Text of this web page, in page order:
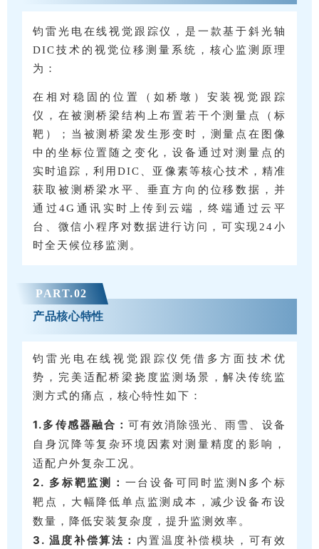
钧雷光电在线视觉跟踪仪，是一款基于斜光轴
DIC技术的视觉位移测量系统，核心监测原理
为：
在相对稳固的位置（如桥墩）安装视觉跟踪
仪，在被测桥梁结构上布置若干个测量点（标
靶）；当被测桥梁发生形变时，测量点在图像
中的坐标位置随之变化，设备通过对测量点的
实时追踪，利用DIC、亚像素等核心技术，精准
获取被测桥梁水平、垂直方向的位移数据，并
通过4G通讯实时上传到云端，终端通过云平
台、微信小程序对数据进行访问，可实现24小
时全天候位移监测。
PART.02
产品核心特性
钧雷光电在线视觉跟踪仪凭借多方面技术优
势，完美适配桥梁挠度监测场景，解决传统监
测方式的痛点，核心特性如下：
1.多传感器融合： 可有效消除强光、雨雪、设备
自身沉降等复杂环境因素对测量精度的影响，
适配户外复杂工况。
2. 多标靶监测： 一台设备可同时监测N多个标
靶点，大幅降低单点监测成本，减少设备布设
数量，降低安装复杂度，提升监测效率。
3. 温度补偿算法： 内置温度补偿模块，可有效